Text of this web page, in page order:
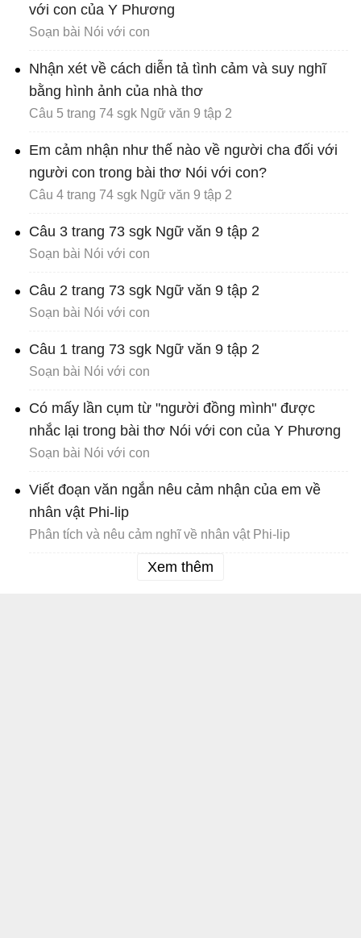
với con của Y Phương
Soạn bài Nói với con
Nhận xét về cách diễn tả tình cảm và suy nghĩ
bằng hình ảnh của nhà thơ
Câu 5 trang 74 sgk Ngữ văn 9 tập 2
Em cảm nhận như thế nào về người cha đối với
người con trong bài thơ Nói với con?
Câu 4 trang 74 sgk Ngữ văn 9 tập 2
Câu 3 trang 73 sgk Ngữ văn 9 tập 2
Soạn bài Nói với con
Câu 2 trang 73 sgk Ngữ văn 9 tập 2
Soạn bài Nói với con
Câu 1 trang 73 sgk Ngữ văn 9 tập 2
Soạn bài Nói với con
Có mấy lần cụm từ "người đồng mình" được
nhắc lại trong bài thơ Nói với con của Y Phương
Soạn bài Nói với con
Viết đoạn văn ngắn nêu cảm nhận của em về
nhân vật Phi-lip
Phân tích và nêu cảm nghĩ về nhân vật Phi-lip
Xem thêm